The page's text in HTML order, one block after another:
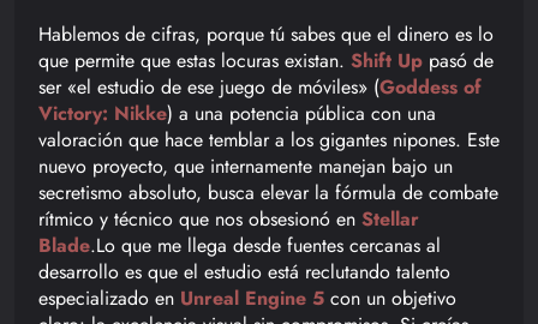
Hablemos de cifras, porque tú sabes que el dinero es lo
que permite que estas locuras existan. Shift Up pasó de
ser «el estudio de ese juego de móviles» (Goddess of
Victory: Nikke) a una potencia pública con una
valoración que hace temblar a los gigantes nipones. Este
nuevo proyecto, que internamente manejan bajo un
secretismo absoluto, busca elevar la fórmula de combate
rítmico y técnico que nos obsesionó en Stellar
Blade.Lo que me llega desde fuentes cercanas al
desarrollo es que el estudio está reclutando talento
especializado en Unreal Engine 5 con un objetivo